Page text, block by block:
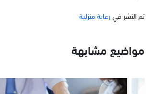
تم النشر في رعاية منزلية
مواضيع مشابهة